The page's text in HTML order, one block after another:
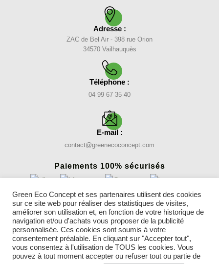
Adresse :
ZAC de Bel Air - 398 rue Orion
34570 Vailhauquès
Téléphone :
04 99 67 35 40
E-mail :
contact@greenecoconcept.com
Paiements 100% sécurisés
INFORMATIONS
Nos gazons synthétiques
Conseils
Parrainer un ami
Blog gazon synthétique
Mentions légales
Green Eco Concept et ses partenaires utilisent des cookies
sur ce site web pour réaliser des statistiques de visites,
améliorer son utilisation et, en fonction de votre historique de
navigation et/ou d'achats vous proposer de la publicité
personnalisée. Ces cookies sont soumis à votre
consentement préalable. En cliquant sur "Accepter tout",
vous consentez à l'utilisation de TOUS les cookies. Vous
pouvez à tout moment accepter ou refuser tout ou partie de